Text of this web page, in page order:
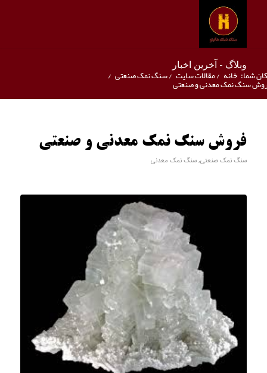
وبلاگ - آخرین اخبار
شما: خانه /مقالات سایت /سنگ نمک صنعتی /
سنگ نمک معدنی و صنعتی
فروش سنگ نمک معدنی و صنعتی
سنگ نمک صنعتی, سنگ نمک معدنی